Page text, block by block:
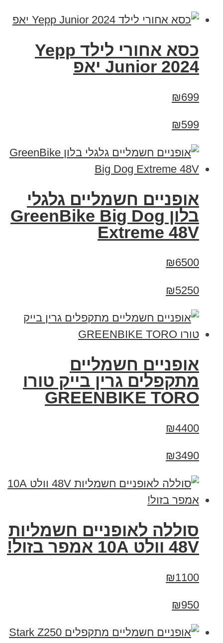
כסא אחורי לילד Yepp
Junior 2024 יאפ
₪699
₪599
אופניים חשמליים גלגלי
בלון GreenBike Big Dog
Extreme 48V
₪6500
₪5250
אופניים חשמליים
מתקפלים גרין בייק טורו
GREENBIKE TORO
₪4400
₪3490
סוללה לאופניים חשמליות
48V וולט 10A אמפר בזול!
₪1100
₪950